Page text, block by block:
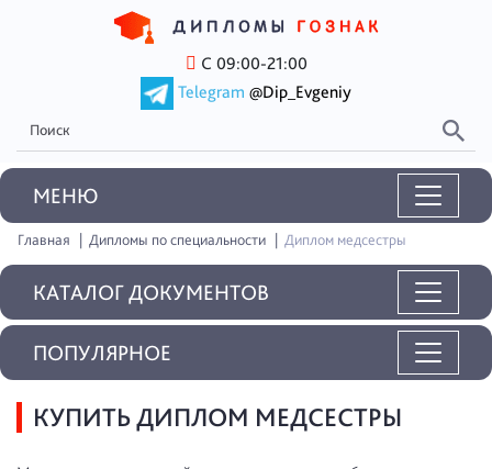
С 09:00-21:00
Telegram @Dip_Evgeniy
MEНЮ
Главная Дипломы по специальности Диплом медсестры
КАТАЛОГ ДОКУМЕНТОВ
КУПИТЬ ДИПЛОМ МЕДСЕСТРЫ
ПОПУЛЯРНОЕ